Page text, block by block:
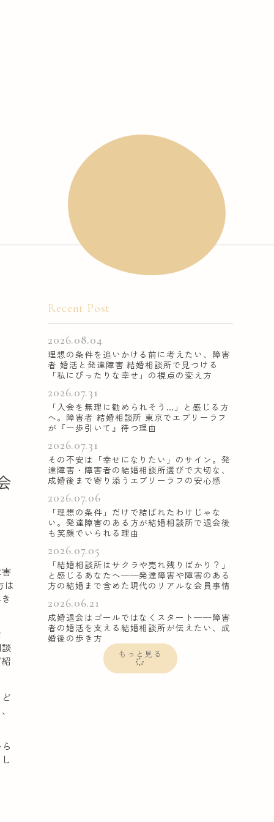
は
Recent Post
2026.08.04
理想の条件を追いかける前に考えたい、障害
者 婚活と発達障害 結婚相談所で見つける
「私にぴったりな幸せ」の視点の変え方
2026.07.31
「入会を無理に勧められそう…」と感じる方
へ。障害者 結婚相談所 東京でエブリーラフ
が『一歩引いて』待つ理由
2026.07.31
その不安は「幸せになりたい」のサイン。発
達障害・障害者の結婚相談所選びで大切な、
成婚後まで寄り添うエブリーラフの安心感
2026.07.06
「理想の条件」だけで結ばれたわけじゃな
い。発達障害のある方が結婚相談所で退会後
も笑顔でいられる理由
2026.07.05
「結婚相談所はサクラや売れ残りばかり？」
と感じるあなたへ──発達障害や障害のある
方の結婚まで含めた現代のリアルな会員事情
2026.06.21
成婚退会はゴールではなくスタート──障害
者の婚活を支える結婚相談所が伝えたい、成
婚後の歩き方
もっと見る